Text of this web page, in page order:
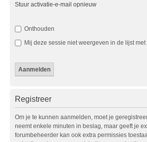
Stuur activatie-e-mail opnieuw
Onthouden
Mij deze sessie niet weergeven in de lijst
Registreer
Om je te kunnen aanmelden, moet je
neemt enkele minuten in beslag, maar geeft je
forumbeheerder kan ook extra permissies